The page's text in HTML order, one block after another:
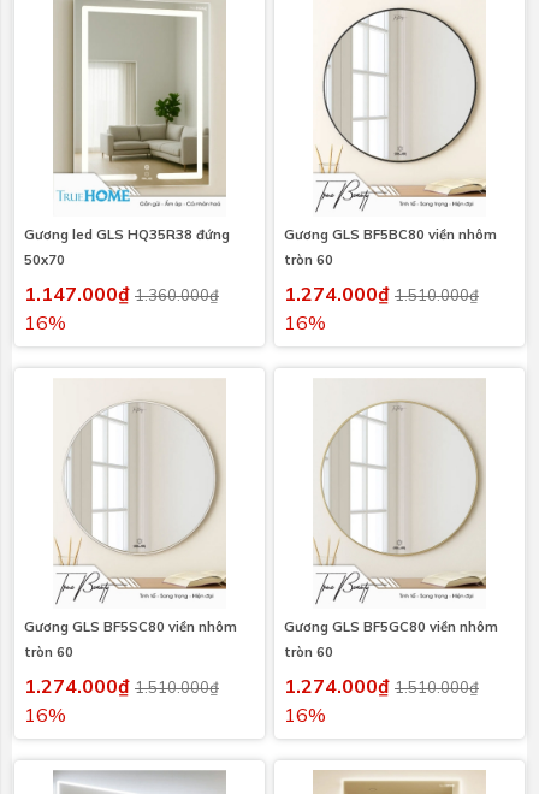
Gương led GLS HQ35R38 đứng
50x70
1.147.000₫ 1.360.000₫
16%
Gương GLS BF5BC80 viền nhôm
tròn 60
1.274.000₫ 1.510.000₫
16%
Gương GLS BF5SC80 viền nhôm
tròn 60
1.274.000₫ 1.510.000₫
16%
Gương GLS BF5GC80 viền nhôm
tròn 60
1.274.000₫ 1.510.000₫
16%